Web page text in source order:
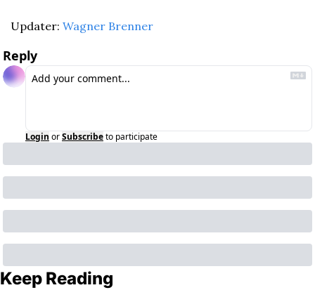
Updater: Wagner Brenner
Reply
Login orSubscribeto participate
Keep Reading